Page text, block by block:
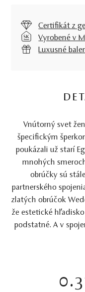
Certifikát z
Vyrobené v
Luxusné
Vnútorný svet
špecifickým
poukázali už starí
mnohých
obrúčky sú
partnerského
zlatých obrúčok
že estetické
podstatné. A v